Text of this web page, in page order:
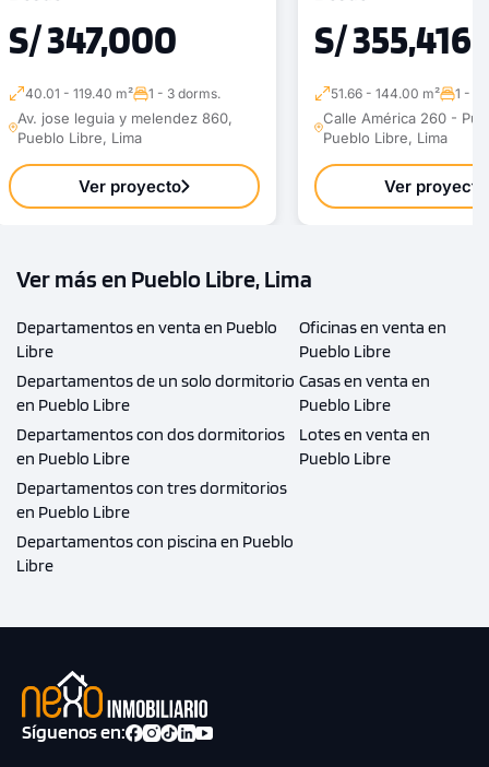
S/ 347,000
40.01 - 119.40 m² 1 - 3 dorms.
Av. jose leguia y melendez 860,
Pueblo Libre, Lima
Ver proyecto
S/ 355,416
51.66 - 144.00 m² 1 - 3
Calle América 260 -
Pueblo Libre, Lima
Ver proyecto
Ver más en Pueblo Libre, Lima
Departamentos en venta en Pueblo
Libre
Departamentos de un solo dormitorio
en Pueblo Libre
Departamentos con dos dormitorios
en Pueblo Libre
Departamentos con tres dormitorios
en Pueblo Libre
Departamentos con piscina en Pueblo
Libre
Oficinas en venta en
Pueblo Libre
Casas en venta en
Pueblo Libre
Lotes en venta en
Pueblo Libre
Síguenos en: